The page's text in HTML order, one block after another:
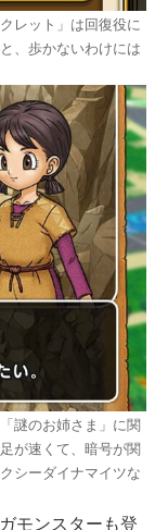
レット」は回復役に
、歩かないわけには
謎のお姉さま」に関
が速くて、暗号が関
シーダイナマイツな
モンスターも登